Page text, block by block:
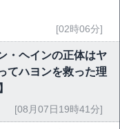
[02時06分]
・ヘインの正体はヤ
てハヨンを救った理
[08月07日19時41分]